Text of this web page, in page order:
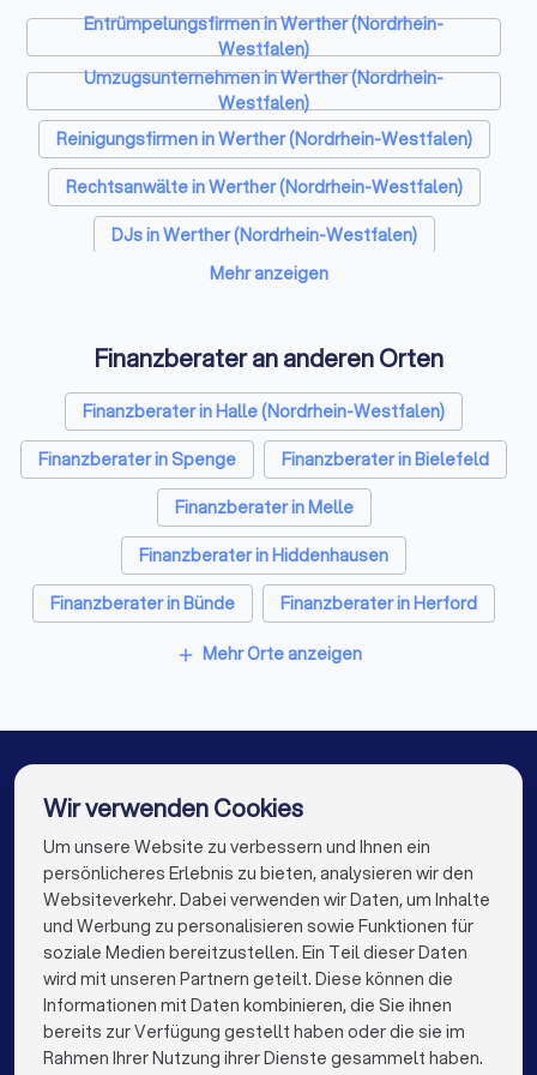
Entrümpelungsfirmen in Werther (Nordrhein-
Westfalen)
Umzugsunternehmen in Werther (Nordrhein-
Westfalen)
Reinigungsfirmen in Werther (Nordrhein-Westfalen)
Rechtsanwälte in Werther (Nordrhein-Westfalen)
DJs in Werther (Nordrhein-Westfalen)
Hochzeitsfotografen in Werther (Nordrhein-
Steuerberater in Werther (Nordrhein-Westfalen)
Caterer in Werther (Nordrhein-Westfalen)
Energieberater in Werther (Nordrhein-Westfalen)
Fotografen in Werther (Nordrhein-Westfalen)
Dachdecker in Werther (Nordrhein-Westfalen)
Mehr anzeigen
Finanzberater an anderen Orten
Finanzberater in Halle (Nordrhein-Westfalen)
Finanzberater in Spenge
Finanzberater in Bielefeld
Finanzberater in Melle
Finanzberater in Hiddenhausen
Finanzberater in Bünde
Finanzberater in Herford
Finanzberater in Gütersloh
Finanzberater in Hamburg
Finanzberater in München
Finanzberater in Köln
Finanzberater in Frankfurt am Main
Finanzberater in Stuttgart
Finanzberater in Düsseldorf
Finanzberater in Dortmund
Finanzberater in Essen
add Mehr Orte anzeigen
Die besten Finanzberater für Sie
info@trustlocal.de
FÜR PRIVATPERSONEN
Wir verwenden Cookies
Um unsere Website zu verbessern und Ihnen ein
persönlicheres Erlebnis zu bieten, analysieren wir den
Websiteverkehr. Dabei verwenden wir Daten, um Inhalte
und Werbung zu personalisieren sowie Funktionen für
soziale Medien bereitzustellen. Ein Teil dieser Daten
wird mit unseren Partnern geteilt. Diese können die
Informationen mit Daten kombinieren, die Sie ihnen
bereits zur Verfügung gestellt haben oder die sie im
Rahmen Ihrer Nutzung ihrer Dienste gesammelt haben.